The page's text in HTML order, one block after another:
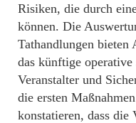
Risiken, die durch
können. Die
Tathandlungen bieten
das künftige
Veranstalter und
die ersten
konstatieren, dass die